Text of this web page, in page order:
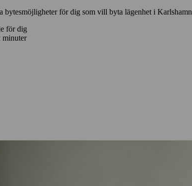
bytesmöjligheter för dig som vill byta lägenhet i Karlshamn
för dig
minuter